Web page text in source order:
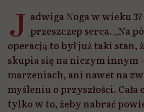
J adwiga Noga w wieku
przeszczep serca. „Na
operacją to był już taki stan,
skupia się na niczym innym
marzeniach, ani nawet na
myśleniu o przyszłości.
tylko w to, żeby nabrać